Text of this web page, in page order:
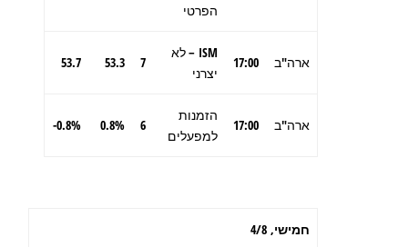
הפרטי
ארה"ב 17:00
ISM – לא
יצרני
7
53.3
53.7
ארה"ב 17:00
הזמנות
למפעלים
6
0.8%
0.8%-
חמישי,4/8